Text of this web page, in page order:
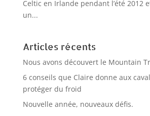
Celtic en Irlande pendant l’été 2012
un...
Articles récents
Nous avons découvert le Mountain
6 conseils que Claire donne aux
protéger du froid
Nouvelle année, nouveaux défis.